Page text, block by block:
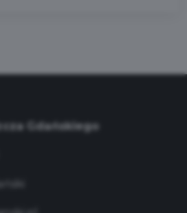
Gdańskiego